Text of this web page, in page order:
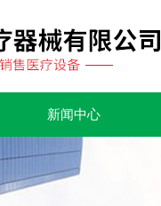
新闻中心